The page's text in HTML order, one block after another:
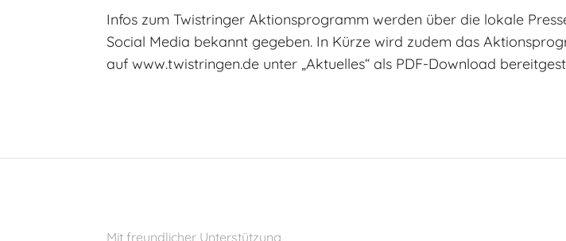
Infos zum Twistringer Aktionsprogramm werden über die lokale
Social Media bekannt gegeben. In Kürze wird zudem das
auf www.twistringen.de unter „Aktuelles“ als PDF-Download
Mit freundlicher Unterstützung